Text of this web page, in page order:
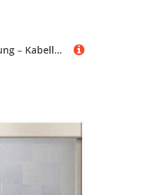
Pentatech Bewegung – Kabellos zusätzliche für FD20/FD25 – FD2B